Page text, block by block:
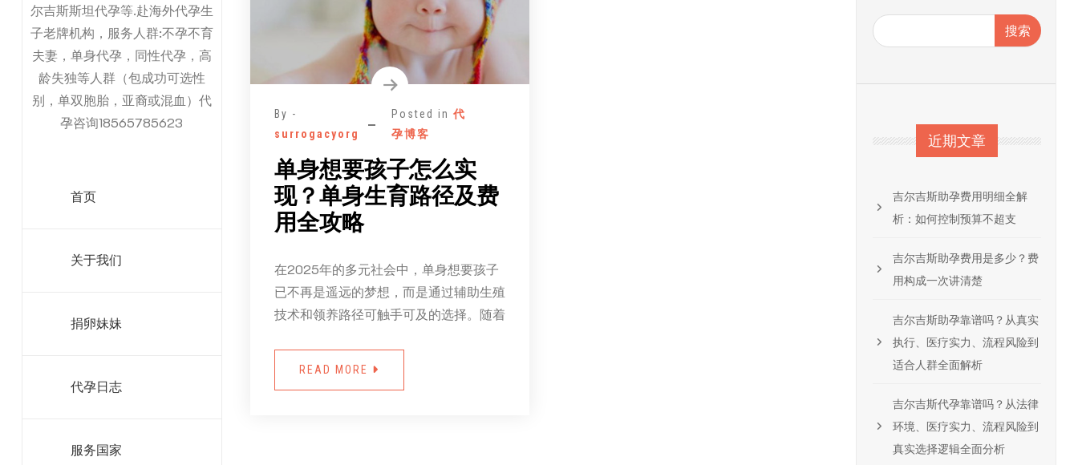
尔吉斯斯坦代孕等.赴海外代孕生
子老牌机构，服务人群:不孕不育
夫妻，单身代孕，同性代孕，高
龄失独等人群（包成功可选性
别，单双胞胎，亚裔或混血）代
孕咨询18565785623
首页
关于我们
捐卵妹妹
代孕日志
服务国家
By -
surrogacyorg
Posted in 代
孕博客
单身想要孩子怎么实
现？单身生育路径及费
用全攻略
在2025年的多元社会中，单身想要孩子
已不再是遥远的梦想，而是通过辅助生殖
技术和领养路径可触手可及的选择。随着
READ MORE
搜索
近期文章
吉尔吉斯助孕费用明细全解
析：如何控制预算不超支
吉尔吉斯助孕费用是多少？费
用构成一次讲清楚
吉尔吉斯助孕靠谱吗？从真实
执行、医疗实力、流程风险到
适合人群全面解析
吉尔吉斯代孕靠谱吗？从法律
环境、医疗实力、流程风险到
真实选择逻辑全面分析